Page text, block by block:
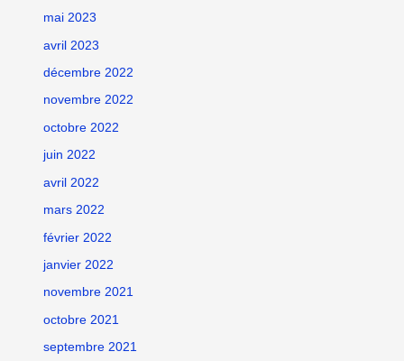
mai 2023
avril 2023
décembre 2022
novembre 2022
octobre 2022
juin 2022
avril 2022
mars 2022
février 2022
janvier 2022
novembre 2021
octobre 2021
septembre 2021